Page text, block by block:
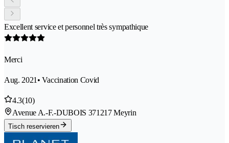
Excellent service et personnel très sympathique
Merci
Aug. 2021 • Vaccination Covid
4.3(10)
Avenue A.-F.-DUBOIS 371217 Meyrin
Tisch reservieren